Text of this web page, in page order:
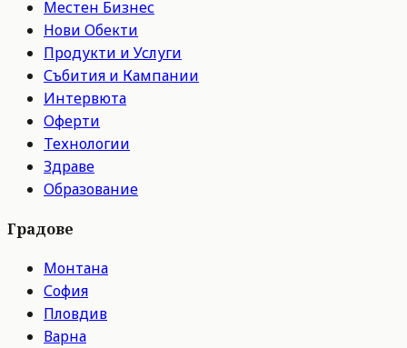
Местен Бизнес
Нови Обекти
Продукти и Услуги
Събития и Кампании
Интервюта
Оферти
Технологии
Здраве
Образование
Градове
Монтана
София
Пловдив
Варна